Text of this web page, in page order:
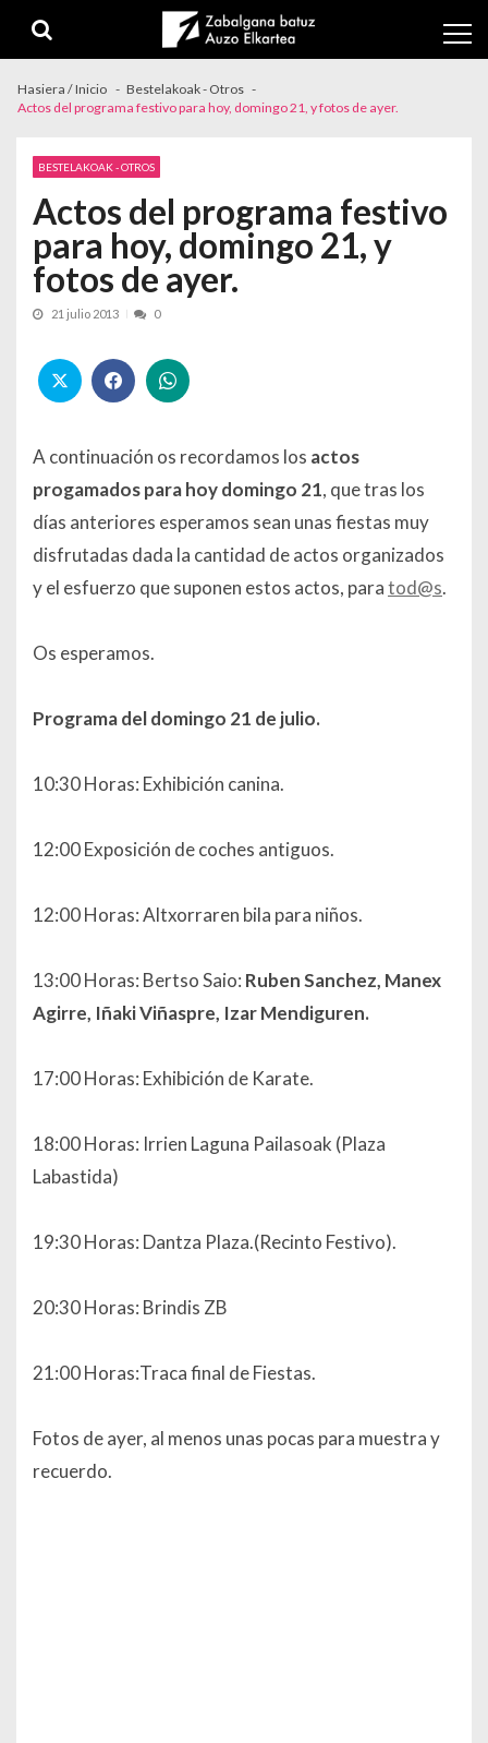
Hasiera / Inicio
Bestelakoak - Otros
Actos del programa festivo para hoy, domingo 21, y fotos de ayer.
BESTELAKOAK - OTROS
Actos del programa festivo
para hoy, domingo 21, y
fotos de ayer.
21 julio 2013 0
A continuación os recordamos los actos
progamados para hoy domingo 21, que tras los
días anteriores esperamos sean unas fiestas muy
disfrutadas dada la cantidad de actos organizados
y el esfuerzo que suponen estos actos, paratod@s.
Os esperamos.
Programa del domingo 21 de julio.
10:30 Horas: Exhibición canina.
12:00 Exposición de coches antiguos.
12:00 Horas: Altxorraren bila para niños.
13:00 Horas: Bertso Saio: Ruben Sanchez, Manex
Agirre, Iñaki Viñaspre, Izar Mendiguren.
17:00 Horas: Exhibición de Karate.
18:00 Horas: Irrien Laguna Pailasoak (Plaza
Labastida)
19:30 Horas: Dantza Plaza.(Recinto Festivo).
20:30 Horas: Brindis ZB
21:00 Horas:Traca final de Fiestas.
Fotos de ayer, al menos unas pocas para muestra y
recuerdo.